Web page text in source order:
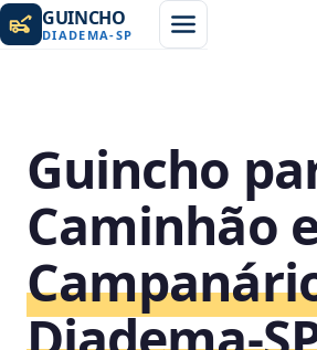
GUINCHO
DIADEMA-SP
Guincho
Caminhão